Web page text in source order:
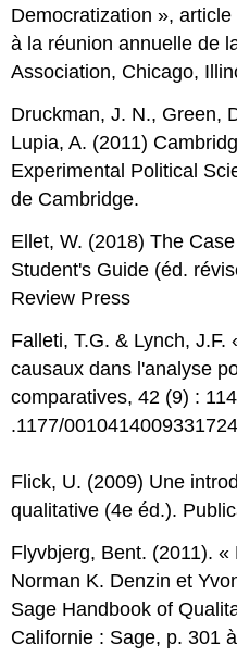
Democratization »,
à la réunion annuelle de
Association, Chicago,
Druckman, J. N., Green,
Lupia, A. (2011)
Experimental Political
de Cambridge.
Ellet, W. (2018) The
Student's Guide (éd.
Review Press
Falleti, T.G. & Lynch,
causaux dans l'analyse
comparatives, 42 (9) :
.1177/0010414009331724
Flick, U. (2009) Une
qualitative (4e éd.).
Flyvbjerg, Bent. (2011).
Norman K. Denzin et
Sage Handbook of
Californie : Sage, p. 301